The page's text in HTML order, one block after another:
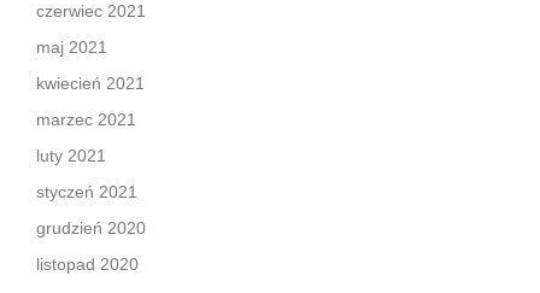
czerwiec 2021
maj 2021
kwiecień 2021
marzec 2021
luty 2021
styczeń 2021
grudzień 2020
listopad 2020